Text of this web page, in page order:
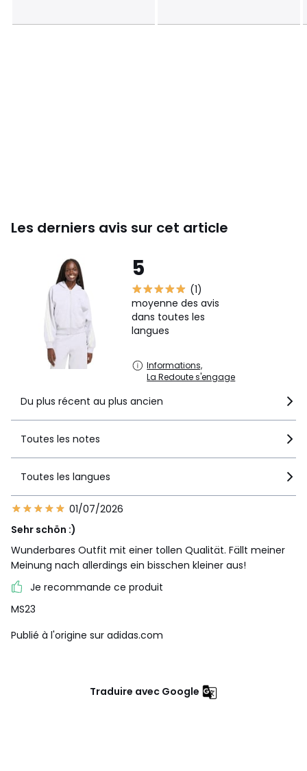
Les derniers avis sur cet article
5
(1)
moyenne des avis
dans toutes les
langues
Informations,
La Redoute s'engage
Du plus récent au plus ancien
Toutes les notes
Toutes les langues
01/07/2026
Sehr schön :)
Wunderbares Outfit mit einer tollen Qualität. Fällt meiner
Meinung nach allerdings ein bisschen kleiner aus!
Je recommande ce produit
MS23
Publié à l'origine sur adidas.com
Traduire avec Google